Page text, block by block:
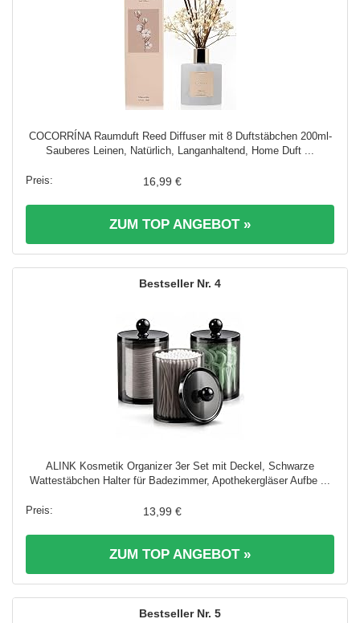
COCORRÍNA Raumduft Reed Diffuser mit 8 Duftstäbchen 200ml-
Sauberes Leinen, Natürlich, Langanhaltend, Home Duft ...
16,99 €
ZUM TOP ANGEBOT »
4
ALINK Kosmetik Organizer 3er Set mit Deckel, Schwarze
Wattestäbchen Halter für Badezimmer, Apothekergläser Aufbe ...
13,99 €
ZUM TOP ANGEBOT »
5